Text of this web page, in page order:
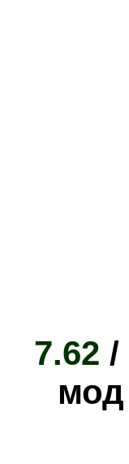
7.62 /
мод